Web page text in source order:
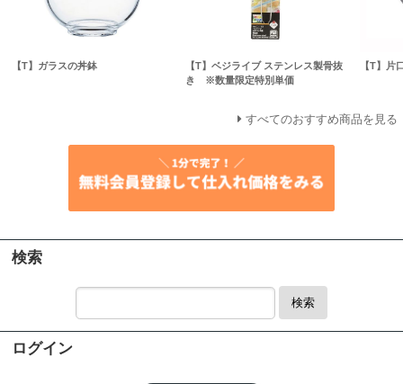
【T】ガラスの丼鉢
【T】ベジライブ ステンレス製骨抜
き ※数量限定特別単価
【T】片
すべてのおすすめ商品を見る
検索
検索
ログイン